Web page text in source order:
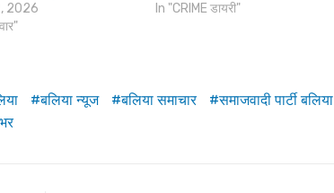
2026
In "CRIME डायरी"
बलिया न्यूज बलिया समाचार
समाजवादी पार्टी बलिया